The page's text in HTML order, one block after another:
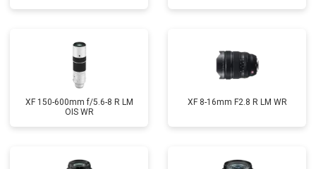
XF 150-600mm f/5.6-8 R LM
OIS WR
XF 8-16mm F2.8 R LM WR